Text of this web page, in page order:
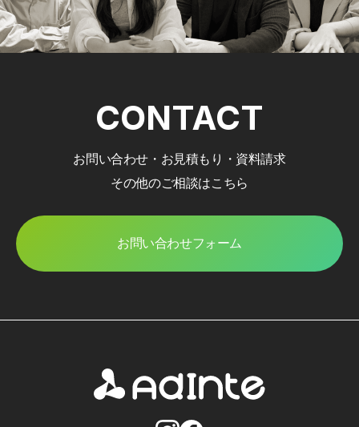
CONTACT
お問い合わせ・お見積もり・資料請求
その他のご相談はこちら
お問い合わせフォーム